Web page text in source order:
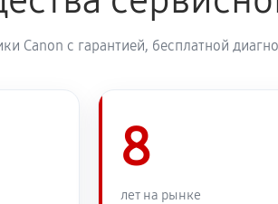
Canon с гарантией, бесплатной
8
лет на рынке